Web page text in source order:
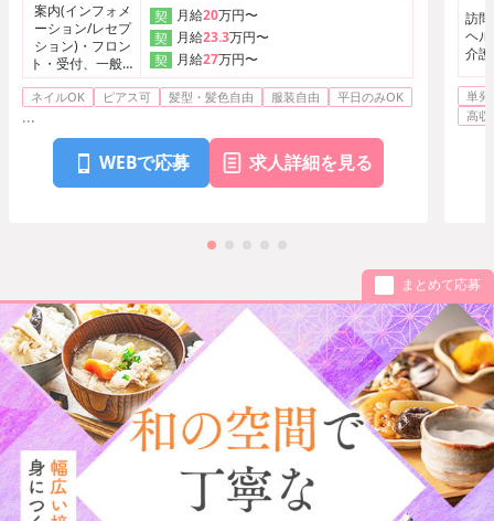
案内(インフォメ
ーション/レセプ
ション)・フロン
ト・受付、一般事
務、データ入力、
タイピング
契 月給20万円〜
契 月給23.3万円〜
契 月給27万円〜
ネイルOK ピアス可 髪型・髪色自由 服装自由 平日のみOK
...
WEBで応募 求人詳細を見る
訪
ヘ
介
単発
高
まとめて応募